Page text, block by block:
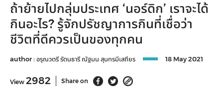
ถ้าย้ายไปกลุ่มประเทศ ‘นอร์ดิก’ เราจะได้
กินอะไร? รู้จักปรัชญาการกินที่เชื่อว่า
ชีวิตที่ดีควรเป็นของทุกคน
author :อรุณวตรี รัตนธารี ณัฐมน สุนทรมีเสถียร 18 May 2021
View 2982 Share on